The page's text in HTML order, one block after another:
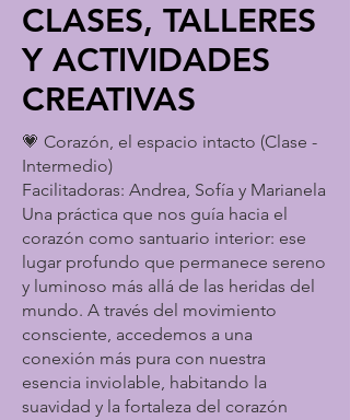
CLASES, TALLERES
Y ACTIVIDADES
CREATIVAS
💗 Corazón, el espacio intacto (Clase -
Intermedio)
Facilitadoras: Andrea, Sofía y Marianela
Una práctica que nos guía hacia el
corazón como santuario interior: ese
lugar profundo que permanece sereno
y luminoso más allá de las heridas del
mundo. A través del movimiento
consciente, accedemos a una
conexión más pura con nuestra
esencia inviolable, habitando la
suavidad y la fortaleza del corazón